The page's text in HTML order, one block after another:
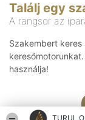
TURUL
Találj egy
A rangsor az
Szakembert keres
használja!